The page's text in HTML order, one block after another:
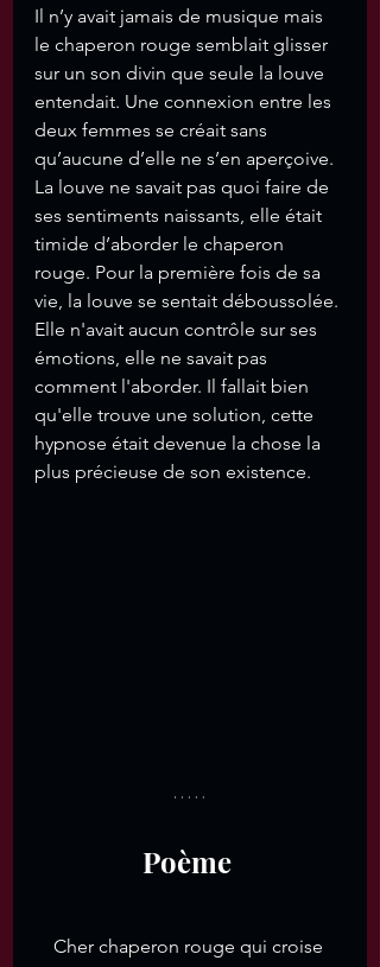
Il n’y avait jamais de musique mais
le chaperon rouge semblait glisser
sur un son divin que seule la louve
entendait. Une connexion entre les
deux femmes se créait sans
qu’aucune d’elle ne s’en aperçoive.
La louve ne savait pas quoi faire de
ses sentiments naissants, elle était
timide d’aborder le chaperon
rouge. Pour la première fois de sa
vie, la louve se sentait déboussolée.
Elle n'avait aucun contrôle sur ses
émotions, elle ne savait pas
comment l'aborder. Il fallait bien
qu'elle trouve une solution, cette
hypnose était devenue la chose la
plus précieuse de son existence.
Poème
Cher chaperon rouge qui croise